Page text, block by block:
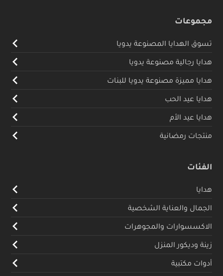
مجموعات
تسوق الهدايا المصنوعة يدويا
هدايا رجالية مصنوعة يدويا
هدايا مميزة مصنوعة يدويا للبنات
هدايا عيد الحب
هدايا عيد الأم
منتجات رمضانية
الفئات
هدايا
الجمال والعناية الشخصية
الاكسسوارات والمجوهرات
زينة وديكور المنزل
أدوات مكتبية